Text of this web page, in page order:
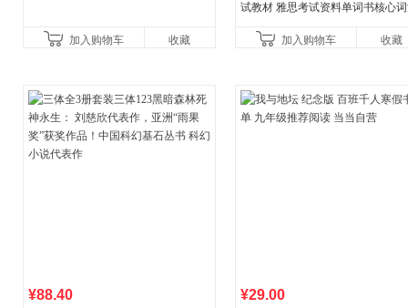
加入购物车 收藏
试教材 雅思考试资料单词书核心
加入购物车
收藏
¥88.40 ¥29.00